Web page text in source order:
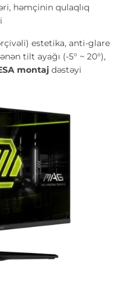
həmçinin qulaqlıq
estetika, anti-glare
tilt ayağı (-5° ~ 20°),
montaj dəstəyi